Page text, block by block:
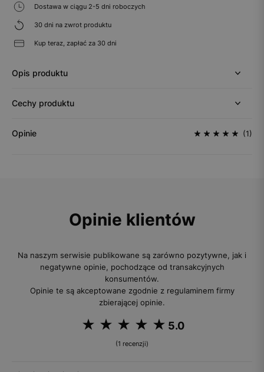
Dostawa w ciągu 2-5 dni roboczych
30 dni na zwrot produktu
Kup teraz, zapłać za 30 dni
Opis produktu
Cechy produktu
Opinie (1)
Opinie klientów
Na naszym serwisie publikowane są zarówno pozytywne, jak i
negatywne opinie, pochodzące od transakcyjnych
konsumentów.
Opinie te są akceptowane zgodnie z regulaminem firmy
zbierającej opinie.
5.0
(1 recenzji)